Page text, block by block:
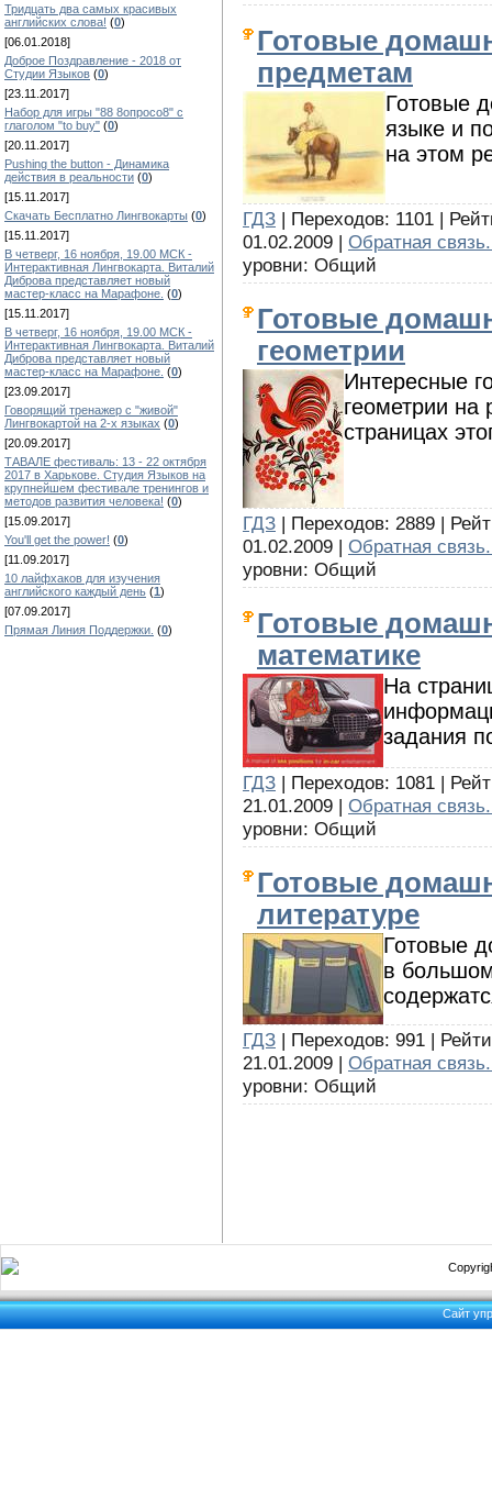
Тридцать два самых красивых
английских слова! (0)
[06.01.2018]
Доброе Поздравление - 2018 от
Студии Языков (0)
[23.11.2017]
Набор для игры "88 8опросо8" с
глаголом "to buy" (0)
[20.11.2017]
Pushing the button - Динамика
действия в реальности (0)
[15.11.2017]
Скачать Бесплатно Лингвокарты (0)
[15.11.2017]
В четверг, 16 ноября, 19.00 МСК -
Интерактивная Лингвокарта. Виталий
Диброва представляет новый
мастер-класс на Марафоне. (0)
[15.11.2017]
В четверг, 16 ноября, 19.00 МСК -
Интерактивная Лингвокарта. Виталий
Диброва представляет новый
мастер-класс на Марафоне. (0)
[23.09.2017]
Говорящий тренажер с "живой"
Лингвокартой на 2-х языках (0)
[20.09.2017]
ТАВАЛЕ фестиваль: 13 - 22 октября
2017 в Харькове. Студия Языков на
крупнейшем фестивале тренингов и
методов развития человека! (0)
[15.09.2017]
You'll get the power! (0)
[11.09.2017]
10 лайфхаков для изучения
английского каждый день (1)
[07.09.2017]
Прямая Линия Поддержки. (0)
Готовые
предметам
Готовые
языке и
на этом
ГДЗ | Переходов: 1101 |
01.02.2009 | Обратная
уровни: Общий
Готовые
геометрии
Интересные
геометрии
страницах
ГДЗ | Переходов: 2889 |
01.02.2009 | Обратная
уровни: Общий
Готовые
математике
На
задания
ГДЗ | Переходов: 1081 |
21.01.2009 | Обратная
уровни: Общий
Готовые
литературе
Готовые
в
ГДЗ | Переходов: 991 |
21.01.2009 | Обратная
уровни: Общий
Сайт